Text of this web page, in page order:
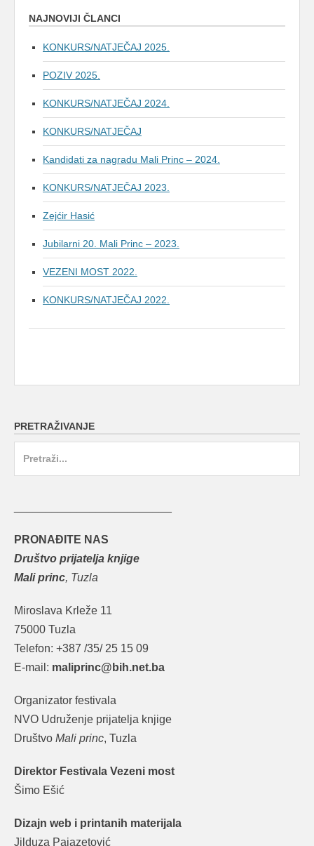
NAJNOVIJI ČLANCI
KONKURS/NATJEČAJ 2025.
POZIV 2025.
KONKURS/NATJEČAJ 2024.
KONKURS/NATJEČAJ
Kandidati za nagradu Mali Princ – 2024.
KONKURS/NATJEČAJ 2023.
Zejćir Hasić
Jubilarni 20. Mali Princ – 2023.
VEZENI MOST 2022.
KONKURS/NATJEČAJ 2022.
PRETRAŽIVANJE
PRONAĐITE NAS
Društvo prijatelja knjige
Mali princ, Tuzla
Miroslava Krleže 11
75000 Tuzla
Telefon: +387 /35/ 25 15 09
E-mail: maliprinc@bih.net.ba
Organizator festivala
NVO Udruženje prijatelja knjige
Društvo Mali princ, Tuzla
Direktor Festivala Vezeni most
Šimo Ešić
Dizajn web i printanih materijala
Jilduza Pajazetović